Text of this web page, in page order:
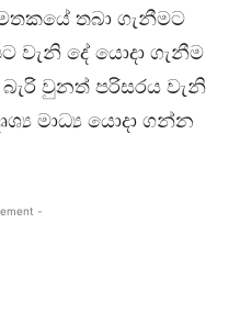
තබා ගැනීමට
දේ යොදා ගැනීම
වුනත් පරිසරය වැනි
මාධ්‍ය යොදා ගන්න
-